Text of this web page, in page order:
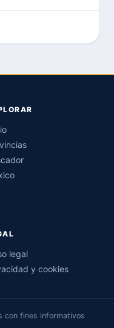
legal
y cookies
con fines informativos